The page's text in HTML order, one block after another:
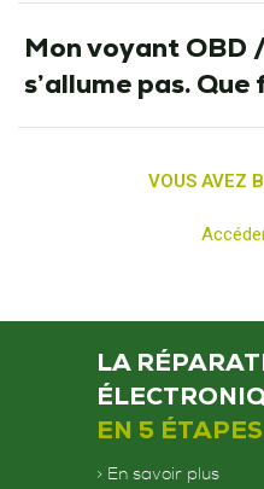
Mon voyant OBD
s’allume pas.
VOUS AVEZ
LA
EN 5 ÉTAPES
> En savoir plus